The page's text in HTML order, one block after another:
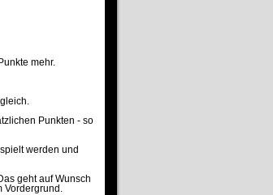
mehr.
Punkten - so
werden und
geht auf Wunsch
Vordergrund.